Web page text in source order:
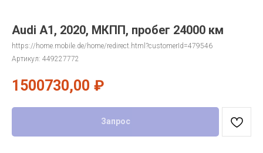
Audi A1, 2020, МКПП, пробег 24000 км
https://home.mobile.de/home/redirect.html?customerId=479546
Артикул: 449227772
1500730,00 ₽
Запрос